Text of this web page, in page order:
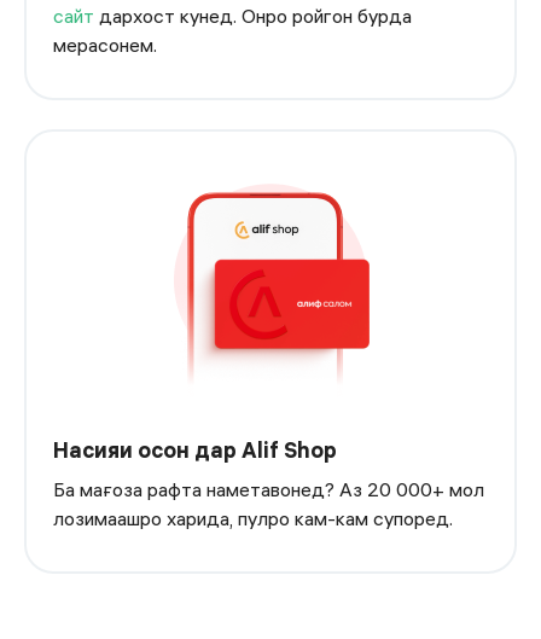
сайт дархост кунед. Онро ройгон бурда
мерасонем.
Насияи осон дар Alif Shop
Ба мағоза рафта наметавонед? Аз 20 000+ мол
лозимаашро харида, пулро кам-кам супоред.